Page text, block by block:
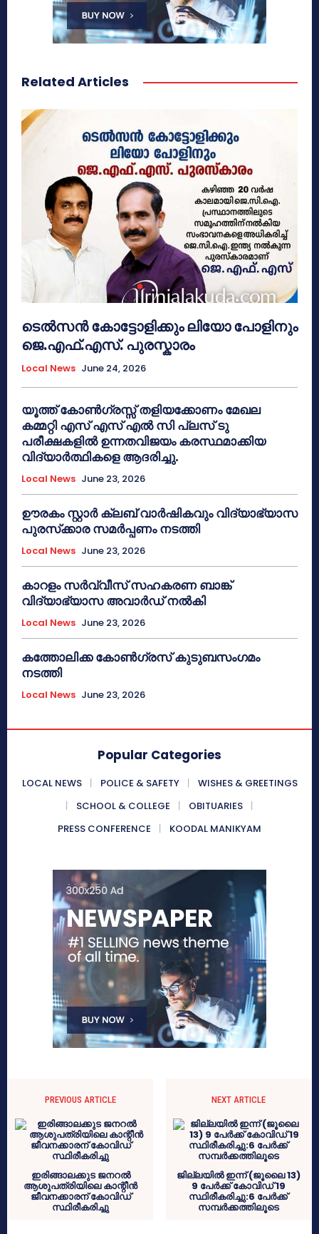
Related Articles
ടെൽസൻ കോട്ടോളിക്കും ലിയോ പോളിനും
ജെ.എഫ്.എസ്. പുരസ്കാരം
Local News June 24, 2026
യൂത്ത് കോൺഗ്രസ്സ് തളിയക്കോണം മേഖല
കമ്മറ്റി എസ് എസ് എൽ സി പ്ലസ് ടു
പരീക്ഷകളിൽ ഉന്നതവിജയം കരസ്ഥമാക്കിയ
വിദ്യാർത്ഥികളെ ആദരിച്ചു.
Local News June 23, 2026
ഊരകം സ്റ്റാർ ക്ലബ് വാർഷികവും വിദ്യാഭ്യാസ
പുരസ്‌ക്കാര സമർപ്പണം നടത്തി
Local News June 23, 2026
കാറളം സർവ്വീസ് സഹകരണ ബാങ്ക്
വിദ്യാഭ്യാസ അവാർഡ് നൽകി
Local News June 23, 2026
കത്തോലിക്ക കോൺഗ്രസ് കുടുബസംഗമം
നടത്തി
Local News June 23, 2026
Popular Categories
LOCAL NEWS POLICE & SAFETY
WISHES & GREETINGS
SCHOOL & COLLEGE
OBITUARIES
PRESS CONFERENCE
KOODAL MANIKYAM
PREVIOUS ARTICLE
ഇരിങ്ങാലക്കുട ജനറൽ
ആശുപത്രിയിലെ കാന്റീൻ
ജീവനക്കാരന് കോവിഡ്
സ്ഥിരീകരിച്ചു
NEXT ARTICLE
ജില്ലയിൽ ഇന്ന് (ജൂലൈ 13)
9 പേർക്ക് കോവിഡ് 19
സ്ഥിരീകരിച്ചു:6 പേർക്ക്
സമ്പർക്കത്തിലൂടെ